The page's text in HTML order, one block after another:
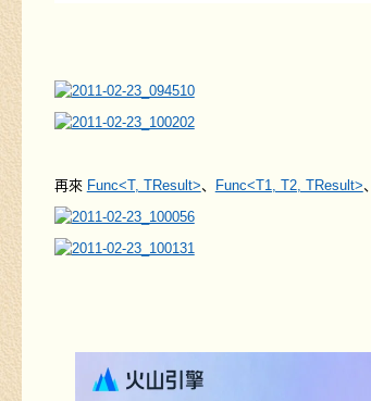
再來 Func<T, TResult>、 Func<T1, T2, TResult>、